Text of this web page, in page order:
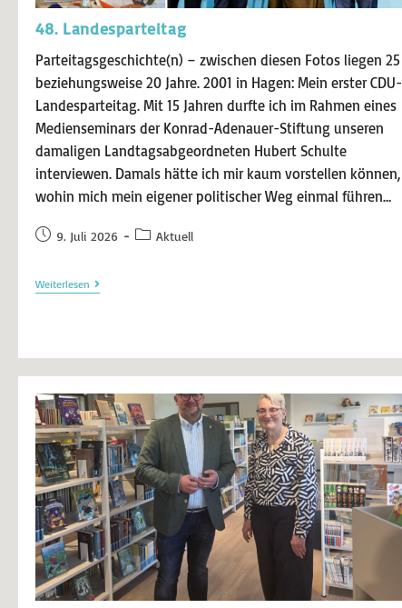
48. Landesparteitag
Parteitagsgeschichte(n) – zwischen diesen Fotos liegen 25
beziehungsweise 20 Jahre. 2001 in Hagen: Mein erster CDU-
Landesparteitag. Mit 15 Jahren durfte ich im Rahmen eines
Medienseminars der Konrad-Adenauer-Stiftung unseren
damaligen Landtagsabgeordneten Hubert Schulte
interviewen. Damals hätte ich mir kaum vorstellen können,
wohin mich mein eigener politischer Weg einmal führen…
9. Juli 2026 Aktuell
Weiterlesen